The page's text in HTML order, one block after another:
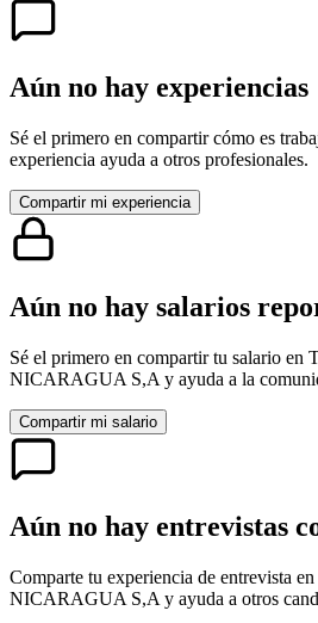
Aún no hay experiencias
Sé el primero en compartir cómo es
experiencia ayuda a otros profesionales.
Compartir mi experiencia
Aún no hay salarios
Sé el primero en compartir tu salario en
NICARAGUA S,A y ayuda a la
Compartir mi salario
Aún no hay entrevistas
Comparte tu experiencia de entrevista en
NICARAGUA S,A y ayuda a otros